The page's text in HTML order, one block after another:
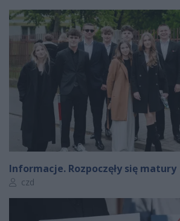
Informacje. Rozpoczęły się matury
Autor artykułu:
czd